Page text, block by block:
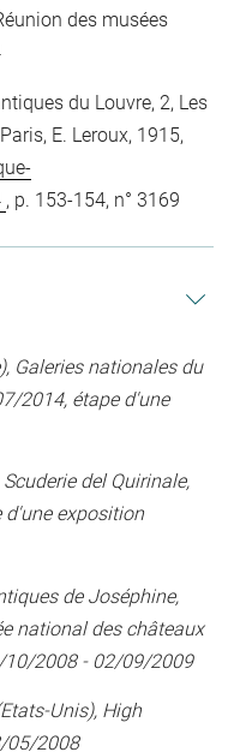
des musées
du Louvre, 2, Les
E. Leroux, 1915,
, p. 153-154, n° 3169
Galeries nationales du
2014, étape d'une
del Quirinale,
exposition
de Joséphine,
national des châteaux
10/2008 - 02/09/2009
Unis), High
05/2008